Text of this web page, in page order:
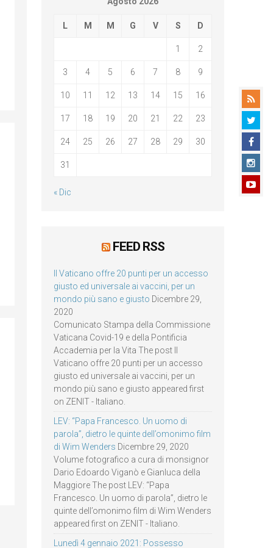
L M M G V S D
1 2
3 4 5 6 7 8 9
10 11 12 13 14 15 16
17 18 19 20 21 22 23
24 25 26 27 28 29 30
31
« Dic
FEED RSS
Il Vaticano offre 20 punti per un accesso
giusto ed universale ai vaccini, per un
mondo più sano e giusto Dicembre 29,
2020
Comunicato Stampa della Commissione
Vaticana Covid-19 e della Pontificia
Accademia per la Vita The post Il
Vaticano offre 20 punti per un accesso
giusto ed universale ai vaccini, per un
mondo più sano e giusto appeared first
on ZENIT - Italiano.
LEV: “Papa Francesco. Un uomo di
parola”, dietro le quinte dell’omonimo film
di Wim Wenders Dicembre 29, 2020
Volume fotografico a cura di monsignor
Dario Edoardo Viganò e Gianluca della
Maggiore The post LEV: “Papa
Francesco. Un uomo di parola”, dietro le
quinte dell’omonimo film di Wim Wenders
appeared first on ZENIT - Italiano.
Lunedì 4 gennaio 2021: Possesso